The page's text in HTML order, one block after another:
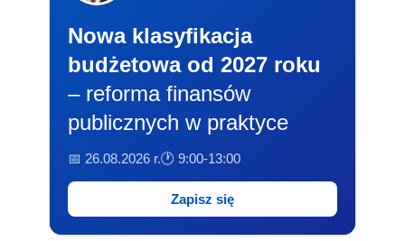
Nowa klasyfikacja
budżetowa od 2027 roku
– reforma finansów
publicznych w praktyce
📅 26.08.2026 r.🕐 9:00-13:00
Zapisz się